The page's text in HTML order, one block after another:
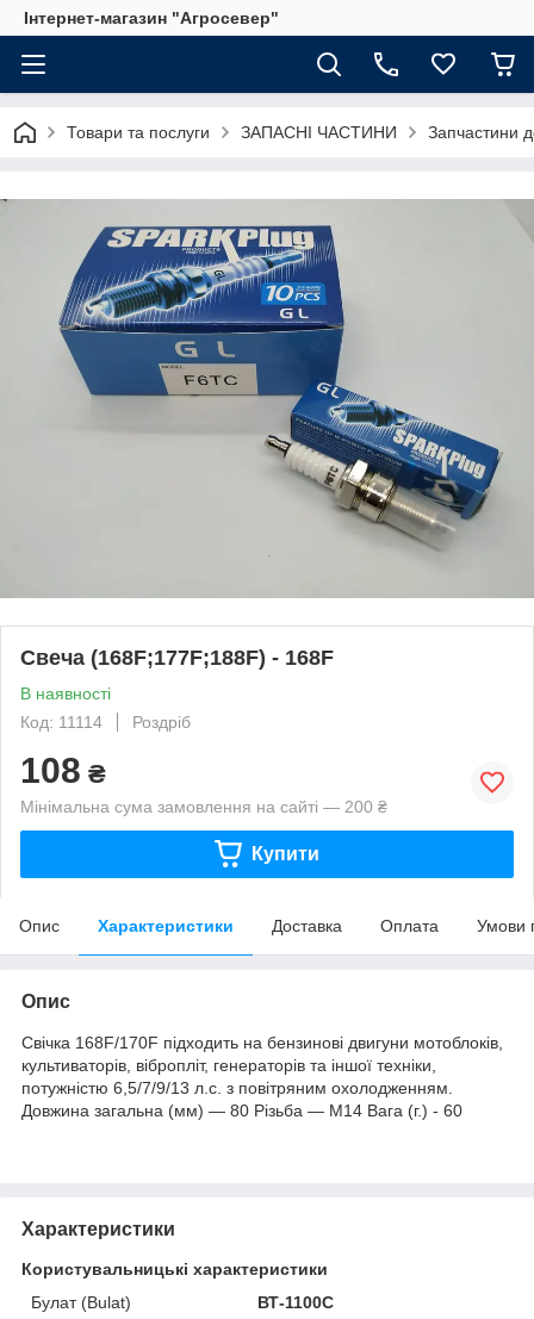
Інтернет-магазин "Агросевер"
Товари та послуги ЗАПАСНІ ЧАСТИНИ Запчастини
Свеча (168F;177F;188F) - 168F
В наявності
Код: 11114
Роздріб
108 ₴
Мінімальна сума замовлення на сайті — 200 ₴
Купити
Опис Характеристики Доставка Оплата Умови
Опис
Свічка 168F/170F підходить на бензинові двигуни мотоблоків,
культиваторів, вібропліт, генераторів та іншої техніки,
потужністю 6,5/7/9/13 л.с. з повітряним охолодженням.
Довжина загальна (мм) — 80 Різьба — М14 Вага (г.) - 60
Характеристики
Користувальницькі характеристики
Булат (Bulat)
ВТ-1100С